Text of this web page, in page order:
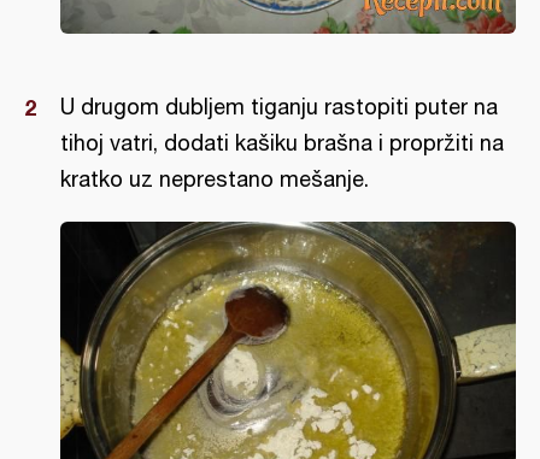
U drugom dubljem tiganju rastopiti puter na
tihoj vatri, dodati kašiku brašna i propržiti na
kratko uz neprestano mešanje.